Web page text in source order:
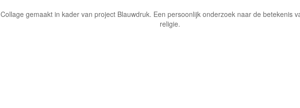
Collage gemaakt in kader van project Blauwdruk. Een persoonlijk onderzoek naar de betekenis
religie.